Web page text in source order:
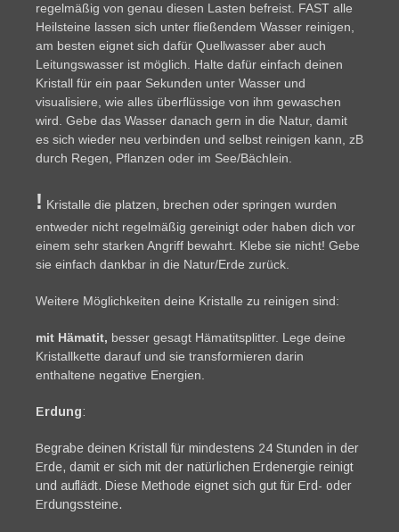
regelmäßig von genau diesen Lasten befreist. FAST alle
Heilsteine lassen sich unter fließendem Wasser reinigen,
am besten eignet sich dafür Quellwasser aber auch
Leitungswasser ist möglich. Halte dafür einfach deinen
Kristall für ein paar Sekunden unter Wasser und
visualisiere, wie alles überflüssige von ihm gewaschen
wird. Gebe das Wasser danach gern in die Natur, damit
es sich wieder neu verbinden und selbst reinigen kann, zB
durch Regen, Pflanzen oder im See/Bächlein.
! Kristalle die platzen, brechen oder springen wurden
entweder nicht regelmäßig gereinigt oder haben dich vor
einem sehr starken Angriff bewahrt. Klebe sie nicht! Gebe
sie einfach dankbar in die Natur/Erde zurück.
Weitere Möglichkeiten deine Kristalle zu reinigen sind:
mit Hämatit, besser gesagt Hämatitsplitter. Lege deine
Kristallkette darauf und sie transformieren darin
enthaltene negative Energien.
Erdung:
Begrabe deinen Kristall für mindestens 24 Stunden in der
Erde, damit er sich mit der natürlichen Erdenergie reinigt
und auflädt. Diese Methode eignet sich gut für Erd- oder
Erdungssteine.